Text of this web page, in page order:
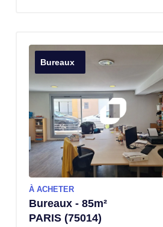
Bureaux
À ACHETER
Bureaux - 85m²
PARIS (75014)